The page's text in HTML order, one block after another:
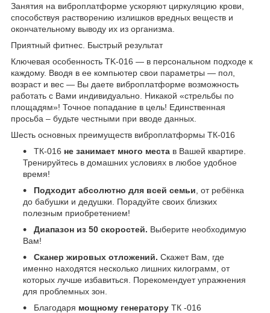
Занятия на виброплатформе ускоряют циркуляцию крови,
способствуя растворению излишков вредных веществ и
окончательному выводу их из организма.
Приятный фитнес. Быстрый результат
Ключевая особенность TK-016 — в персональном подходе к
каждому. Вводя в ее компьютер свои параметры — пол,
возраст и вес — Вы даете виброплатформе возможность
работать с Вами индивидуально. Никакой «стрельбы по
площадям»! Точное попадание в цель! Единственная
просьба – будьте честными при вводе данных.
Шесть основных преимуществ виброплатформы ТК-016
ТК-016 не занимает много места в Вашей квартире.
Тренируйтесь в домашних условиях в любое удобное
время!
Подходит абсолютно для всей семьи , от ребёнка
до бабушки и дедушки. Порадуйте своих близких
полезным приобретением!
Диапазон из 50 скоростей. Выберите необходимую
Вам!
Сканер жировых отложений. Скажет Вам, где
именно находятся несколько лишних килограмм, от
которых лучше избавиться. Порекомендует упражнения
для проблемных зон.
Благодаря мощному генератору ТК -016